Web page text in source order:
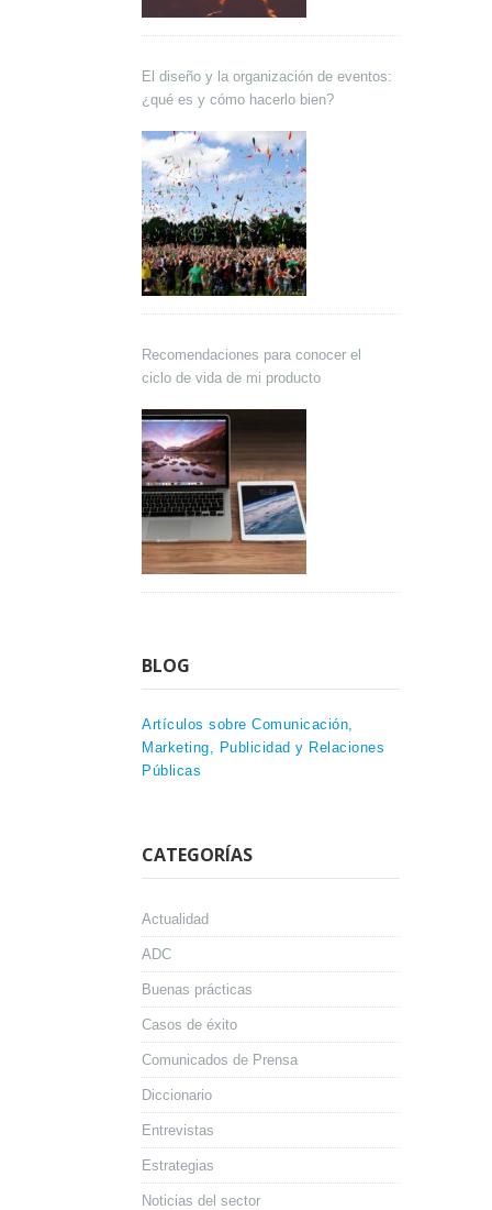
El diseño y la organización de eventos:
¿qué es y cómo hacerlo bien?
Recomendaciones para conocer el
ciclo de vida de mi producto
BLOG
Artículos sobre Comunicación,
Marketing, Publicidad y Relaciones
Públicas
CATEGORÍAS
Actualidad
ADC
Buenas prácticas
Casos de éxito
Comunicados de Prensa
Diccionario
Entrevistas
Estrategias
Noticias del sector